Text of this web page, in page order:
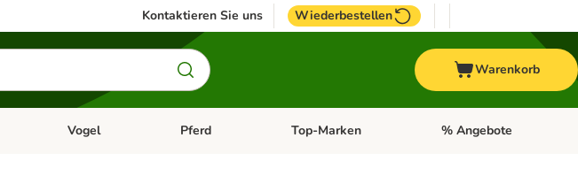
Kontaktieren Sie uns Wiederbestellen
Warenkorb
& Zubehör
öffnen: Kleintier
Kategorie-Menü öffnen: Fisch
Vogel Kategorie-Menü öffnen: Vogel
Pferd Kategorie-Menü öffnen: Pferd
Top-Marken Kategorie-Menü öffnen:
% Angebote